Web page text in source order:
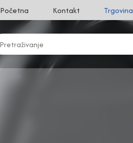
Početna Kontakt Trgovina